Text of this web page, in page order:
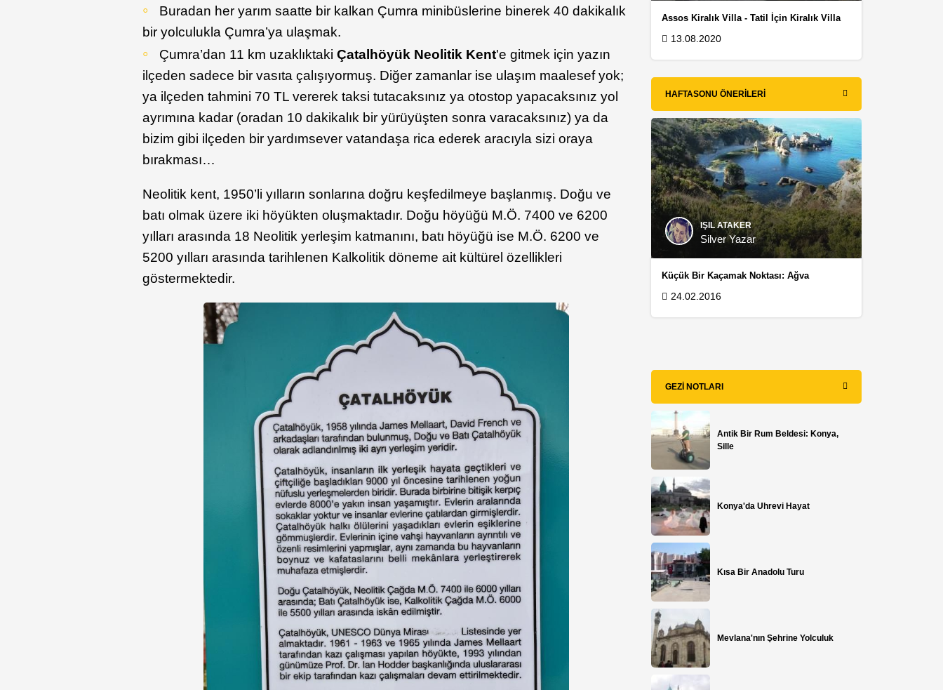
Buradan her yarım saatte bir kalkan Çumra minibüslerine binerek 40 dakikalık
bir yolculukla Çumra’ya ulaşmak.
Çumra’dan 11 km uzaklıktakiÇatalhöyük Neolitik Kent'e gitmek için yazın
ilçeden sadece bir vasıta çalışıyormuş. Diğer zamanlar ise ulaşım maalesef yok;
ya ilçeden tahmini 70 TL vererek taksi tutacaksınız ya otostop yapacaksınız yol
ayrımına kadar (oradan 10 dakikalık bir yürüyüşten sonra varacaksınız) ya da
bizim gibi ilçeden bir yardımsever vatandaşa rica ederek aracıyla sizi oraya
bırakması…
Neolitik kent, 1950’li yılların sonlarına doğru keşfedilmeye başlanmış. Doğu ve
batı olmak üzere iki höyükten oluşmaktadır. Doğu höyüğü M.Ö. 7400 ve 6200
yılları arasında 18 Neolitik yerleşim katmanını, batı höyüğü ise M.Ö. 6200 ve
5200 yılları arasında tarihlenen Kalkolitik döneme ait kültürel özellikleri
göstermektedir.
Assos Kiralık Villa - Tatil İçin Kiralık Villa
13.08.2020
HAFTASONU ÖNERILERI
IŞIL ATAKER
Silver Yazar
Küçük Bir Kaçamak Noktası: Ağva
24.02.2016
GEZI NOTLARI
Antik Bir Rum Beldesi: Konya,
Sille
Konya'da Uhrevi Hayat
Kısa Bir Anadolu Turu
Mevlana'nın Şehrine Yolculuk